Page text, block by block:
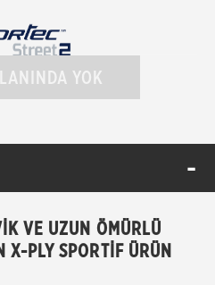
YOK
VE UZUN ÖMÜRLÜ
X-PLY SPORTİF ÜRÜN